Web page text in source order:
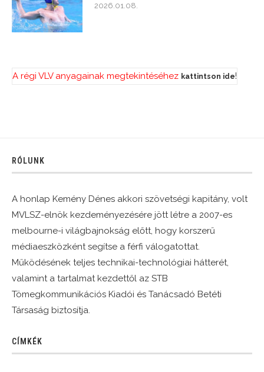
2026.01.08.
A régi VLV anyagainak megtekintéséhez kattintson ide!
RÓLUNK
A honlap Kemény Dénes akkori szövetségi kapitány, volt
MVLSZ-elnök kezdeményezésére jött létre a 2007-es
melbourne-i világbajnokság előtt, hogy korszerű
médiaeszközként segítse a férfi válogatottat.
Működésének teljes technikai-technológiai hátterét,
valamint a tartalmat kezdettől az STB
Tömegkommunikációs Kiadói és Tanácsadó Betéti
Társaság biztosítja.
CÍMKÉK